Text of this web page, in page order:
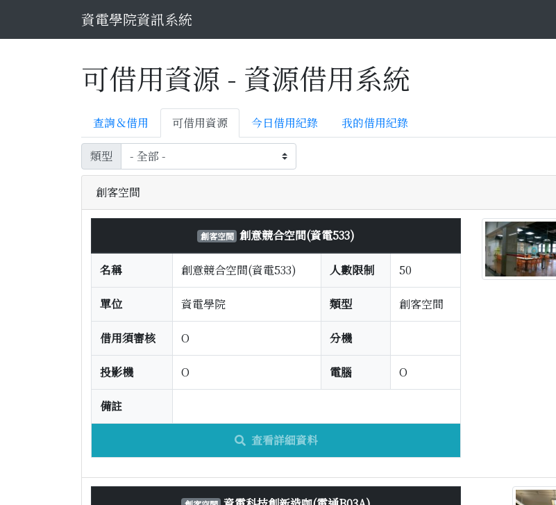
資電學院資訊系統
可借用資源 - 資源借用系統
查詢＆借用 可借用資源 今日借用紀錄 我的借用紀錄
類型
創客空間
創客空間 創意競合空間(資電533)
名稱 創意競合空間(資電533) 人數限制 50
單位 資電學院 類型 創客空間
借用須審核 O 分機
投影機 O 電腦 O
備註
查看詳細資料